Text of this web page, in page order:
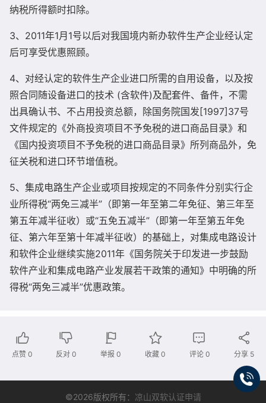
纳税所得额时扣除。
3、2011年1月1号以后对我国境内新办软件生产企业经认定
后可享受优惠照顾。
4、对经认定的软件生产企业进口所需的自用设备，以及按
照合同随设备进口的技术 (含软件)及配套件、备件，不需
出具确认书、不占用投资总额，除国务院国发[1997]37号
文件规定的《外商投资项目不予免税的进口商品目录》和
《国内投资项目不予免税的进口商品目录》所列商品外，免
征关税和进口环节增值税。
5、集成电路生产企业或项目按规定的不同条件分别实行企
业所得税“两免三减半”（即第一年至第二年免征、第三年至
第五年减半征收）或“五免五减半”（即第一年至第五年免
征、第六年至第十年减半征收）的基础上，对集成电路设计
和软件企业继续实施2011年《国务院关于印发进一步鼓励
软件产业和集成电路产业发展若干政策的通知》中明确的所
得税“两免三减半”优惠政策。
点赞 0 反对0 举报 0 收藏 0 评论 0 分享 5
©2026版权所有： 凉山双软认证申请